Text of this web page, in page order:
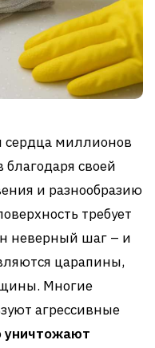
сердца миллионов
своей
и разнообразию
требует
неверный шаг – и
царапины,
Многие
агрессивные
уничтожают